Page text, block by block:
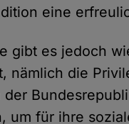
eine
gibt es jedoch
nämlich die
der
um für ihre